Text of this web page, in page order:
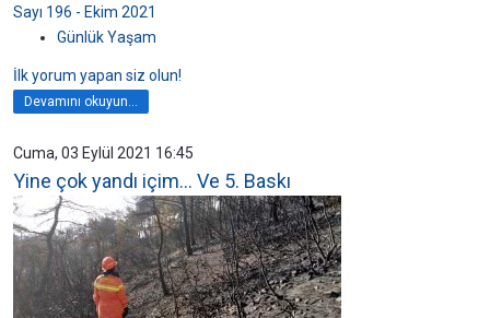
Sayı 196 - Ekim 2021
Günlük Yaşam
İlk yorum yapan siz olun!
Devamını okuyun...
Cuma, 03 Eylül 2021 16:45
Yine çok yandı içim… Ve 5. Baskı